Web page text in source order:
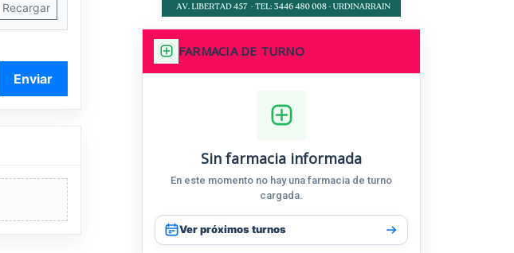
Recargar
Enviar
FARMACIA DE TURNO
Sin farmacia informada
En este momento no hay una farmacia de turno
cargada.
Ver próximos turnos